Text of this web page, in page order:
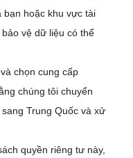
bạn hoặc khu vực tài
vệ dữ liệu có thể
chọn cung cấp
chúng tôi chuyển
Trung Quốc và xử
quyền riêng tư này,